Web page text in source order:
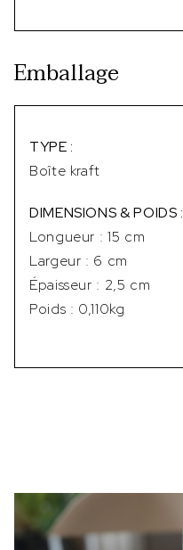
Emballage
TYPE :
Boîte kraft
DIMENSIONS & POIDS :
Longueur : 15 cm
Largeur : 6 cm
Épaisseur : 2,5 cm
Poids : 0,110kg